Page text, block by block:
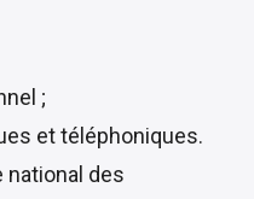
;
et téléphoniques.
national des